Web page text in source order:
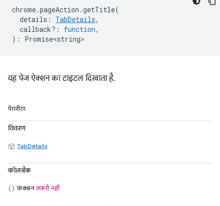
chrome.pageAction .getTitle(
details : TabDetails,
callback? : function,
) : Promise<string>
यह पेज ऐक्शन का टाइटल दिखाता है.
पैरामीटर
विवरण
TabDetails
कॉलबैक
फ़ंक्शनज़रूरी नहीं